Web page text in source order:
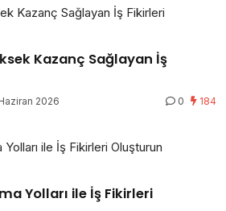
Kazanç Sağlayan İş
2026 0 184
Yolları ile İş Fikirleri